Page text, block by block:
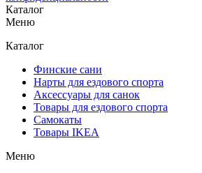
Каталог
Меню
Каталог
Финские сани
Нарты для ездового спорта
Аксессуары для санок
Товары для ездового спорта
Cамокаты
Товары IKEA
Меню